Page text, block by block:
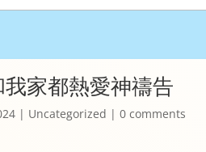
家都熱愛神禱告
| Uncategorized |0 comments